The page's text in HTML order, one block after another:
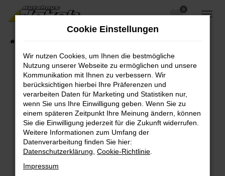
Zum
Hauptinhalt
0
Fehler: Network Error
Beim Laden ist ein Fehler aufgetreten.
Hier sind ein paar Tipps, die dir helfen können:
Überprüfe deine Firewall und deine
Internetverbindung.
Laden andere Webseiten, zum Beispiel deine
Suchmaschine?
Cookie Einstellungen
Wir nutzen Cookies, um Ihnen die bestmögliche
Nutzung unserer Webseite zu ermöglichen und unsere
Kommunikation mit Ihnen zu verbessern. Wir
berücksichtigen hierbei Ihre Präferenzen und
verarbeiten Daten für Marketing und Statistiken nur,
wenn Sie uns Ihre Einwilligung geben. Wenn Sie zu
einem späteren Zeitpunkt Ihre Meinung ändern, können
Sie die Einwilligung jederzeit für die Zukunft widerrufen.
Weitere Informationen zum Umfang der
Datenverarbeitung finden Sie hier:
Datenschutzerklärung Cookie-Richtlinie
Impressum